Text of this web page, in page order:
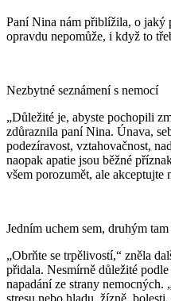
Paní Nina nám přiblížila, o jaký
opravdu nepomůže, i když to
Nezbytné seznámení s nemocí
„Důležité je, abyste pochopili
zdůraznila paní Nina. Únava,
podezíravost, vztahovačnost,
naopak apatie jsou běžné
všem porozumět, ale akceptujte
Jedním uchem sem, druhým tam
„Obrňte se trpělivostí,“ zněla
přidala. Nesmírně důležité
napadání ze strany nemocných.
stresu nebo hladu, žízně,